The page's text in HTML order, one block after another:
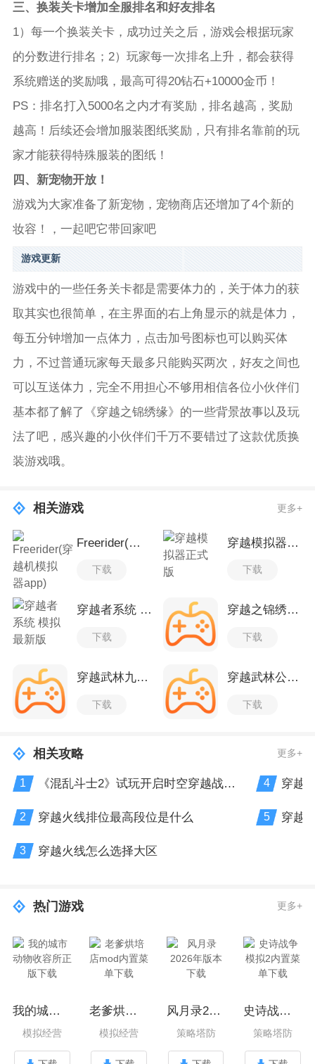
三、换装关卡增加全服排名和好友排名
1）每一个换装关卡，成功过关之后，游戏会根据玩家
的分数进行排名；2）玩家每一次排名上升，都会获得
系统赠送的奖励哦，最高可得20钻石+10000金币！
PS：排名打入5000名之内才有奖励，排名越高，奖励
越高！后续还会增加服装图纸奖励，只有排名靠前的玩
家才能获得特殊服装的图纸！
四、新宠物开放！
游戏为大家准备了新宠物，宠物商店还增加了4个新的
妆容！，一起吧它带回家吧
游戏更新
游戏中的一些任务关卡都是需要体力的，关于体力的获
取其实也很简单，在主界面的右上角显示的就是体力，
每五分钟增加一点体力，点击加号图标也可以购买体
力，不过普通玩家每天最多只能购买两次，好友之间也
可以互送体力，完全不用担心不够用相信各位小伙伴们
基本都了解了《穿越之锦绣缘》的一些背景故事以及玩
法了吧，感兴趣的小伙伴们千万不要错过了这款优质换
装游戏哦。
相关游戏 更多+
Freerider(穿越机模拟器app)
下载
穿越模拟器正式版
下载
穿越者系统 模拟最新版
下载
穿越之锦绣缘九游版
下载
穿越武林九游版
下载
穿越武林公测版
下载
相关攻略 更多+
1 《混乱斗士2》试玩开启时空穿越战斗新体验
2 穿越火线排位最高段位是什么
3 穿越火线怎么选择大区
4 穿越
5 穿越
热门游戏 更多+
我的城市动物收容所正版下载
模拟经营
老爹烘培店mod内置菜单下载
模拟经营
风月录2026年版本下载
策略塔防
史诗战争模拟2内置菜单下载
策略塔防